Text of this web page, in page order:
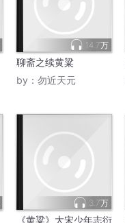
14.7万
聊斋之续黄粱
by： 勿近天元
3.7万
《黄粱》大宋少年志衍